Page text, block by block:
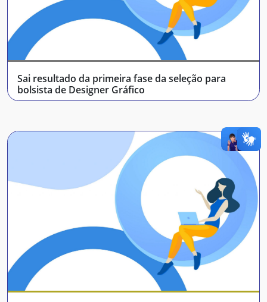
Sai resultado da primeira fase da seleção para
bolsista de Designer Gráfico